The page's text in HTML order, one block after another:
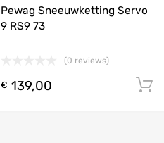
Pewag Sneeuwketting Servo
9 RS9 73
(0 reviews)
€ 139,00